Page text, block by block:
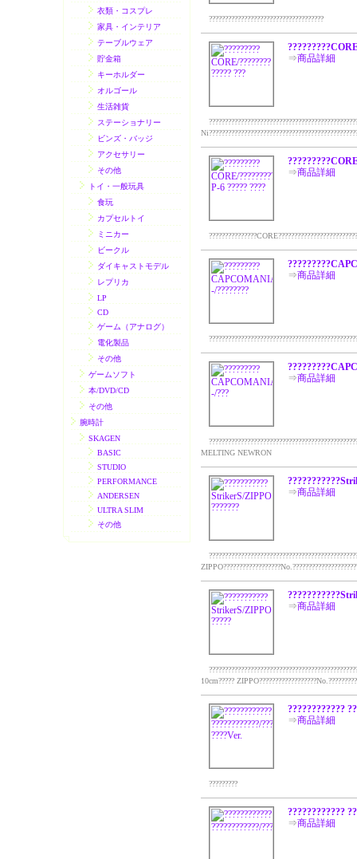
衣類・コスプレ
家具・インテリア
テーブルウェア
貯金箱
キーホルダー
オルゴール
生活雑貨
ステーショナリー
ビンズ・バッジ
アクセサリー
その他
トイ・一般玩具
食玩
カプセルトイ
ミニカー
ビークル
ダイキャストモデル
レプリカ
LP
CD
ゲーム（アナログ）
電化製品
その他
ゲームソフト
本/DVD/CD
その他
腕時計
SKAGEN
BASIC
STUDIO
PERFORMANCE
ANDERSEN
ULTRA SLIM
その他
????????????????????????????????????
⇒商品詳細
⇒商品詳細
⇒商品詳細
⇒商品詳細
MELTING NEWRON
⇒商品詳細
⇒商品詳細
10cm?????
????????????
⇒商品詳細
?????????
????????????
⇒商品詳細